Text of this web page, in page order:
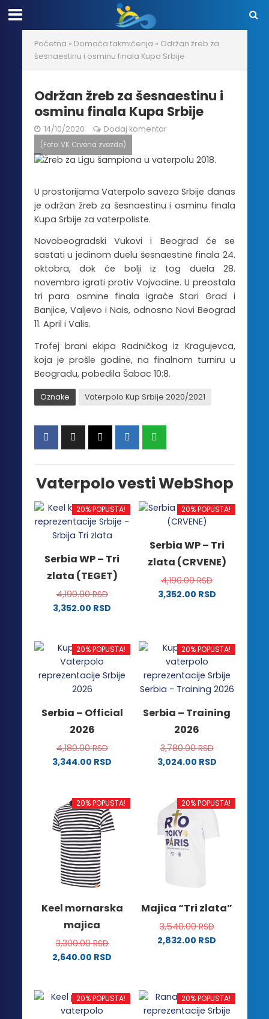
Početna » Domaća takmičenja » Održan žreb za
šesnaestinu i osminu finala Kupa Srbije
Održan žreb za šesnaestinu i
osminu finala Kupa Srbije
14/10/2020 Dodaj komentar
(Foto: VK Crvena zvezda)
U prostorijama Vaterpolo saveza Srbije danas
je održan žreb za šesnaestinu i osminu finala
Kupa Srbije za vaterpoliste.
Novobeogradski Vukovi i Beograd će se
sastati u jedinom duelu šesnaestine finala 24.
oktobra, dok će bolji iz tog duela 28.
novembra igrati protiv Vojvodine. U preostala
tri para osmine finala igraće Stari Grad i
Banjice, Valjevo i Nais, odnosno Novi Beograd
11. April i Valis.
Trofej brani ekipa Radničkog iz Kragujevca,
koja je prošle godine, na finalnom turniru u
Beogradu, pobedila Šabac 10:8.
Oznake Vaterpolo Kup Srbije 2020/2021
Vaterpolo vesti WebShop
20% POPUSTA!
Serbia WP – Tri
zlata (TEGET)
4,190.00RSD
3,352.00 RSD
ima
više
varijanti.
Opcije
biti
izabrane
na
stranici
20% POPUSTA!
Serbia WP – Tri
zlata (CRVENE)
4,190.00RSD
3,352.00 RSD
više
varijanti.
Opcije
mogu
izabrane
na
stranici
proizvoda.
20% POPUSTA!
Serbia – Official
2026
4,180.00RSD
3,344.00 RSD
ima
više
varijanti.
Opcije
mogu
biti
izabrane
stranici
proizvoda.
20% POPUSTA!
Serbia – Training
2026
3,780.00RSD
3,024.00 RSD
ima
više
varijanti.
Opcije
izabrane
stranici
proizvoda.
20% POPUSTA!
Keel mornarska
majica
3,300.00RSD
2,640.00 RSD
ima
više
20% POPUSTA!
Majica “Tri zlata”
3,540.00RSD
2,832.00 RSD
više
varijanti.
20% POPUSTA! 20% POPUSTA!